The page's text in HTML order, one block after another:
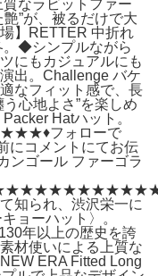
なラビットファー
”が、被るだけで大
】RETTER 中折れ
。◆シンプルながら
にもカジュアルにも
出。Challenge バケ
なフィット感で、長
心地よさ”を楽しめ
Hatハット。
フォローで
にコメントにてお伝
ンゴール ファーゴラ
知られ、渋沢栄一に
ョーハット〉。
年以上の歴史を誇
材使いによる上質な
ERA Fitted Long